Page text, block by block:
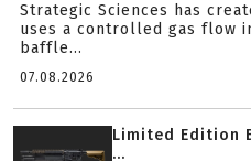
Strategic Sciences has
uses a controlled gas flow
baffle...
07.08.2026
Limited Edition
...